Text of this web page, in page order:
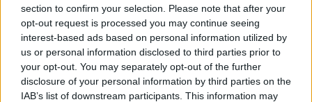
section to confirm your selection. Please note that after your
opt-out request is processed you may continue seeing
interest-based ads based on personal information utilized by
us or personal information disclosed to third parties prior to
your opt-out. You may separately opt-out of the further
disclosure of your personal information by third parties on the
IAB’s list of downstream participants. This information may
Monty H.• 2025. január 13.
Álmodozóból álomgyáros
Mindenkinek vannak hősei. És most nem olyan
hősökre gondolok, akik képregényekben vagy
filmekben mentik meg a világot ...